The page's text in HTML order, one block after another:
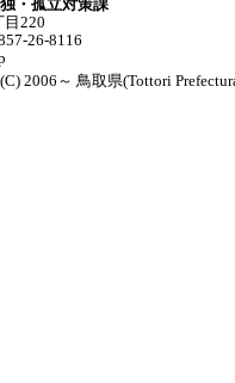
・孤立対策課
220
26-8116
2006～ 鳥取県(Tottori